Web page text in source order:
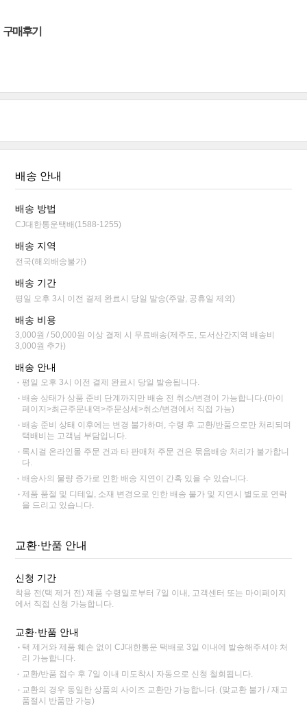
구매후기
배송 안내
배송 방법
CJ대한통운택배(1588-1255)
배송 지역
전국(해외배송불가)
배송 기간
평일 오후 3시 이전 결제 완료시 당일 발송(주말, 공휴일 제외)
배송 비용
3,000원 / 50,000원 이상 결제 시 무료배송(제주도, 도서산간지역 배송비
3,000원 추가)
배송 안내
평일 오후 3시 이전 결제 완료시 당일 발송됩니다.
배송 상태가 상품 준비 단계까지만 배송 전 취소/변경이 가능합니다.(마이
페이지>최근주문내역>주문상세>취소/변경에서 직접 가능)
배송 준비 상태 이후에는 변경 불가하며, 수령 후 교환/반품으로만 처리되며
택배비는 고객님 부담입니다.
록시걸 온라인몰 주문 건과 타 판매처 주문 건은 묶음배송 처리가 불가합니
다.
배송사의 물량 증가로 인한 배송 지연이 간혹 있을 수 있습니다.
제품 품절 및 디테일, 소재 변경으로 인한 배송 불가 및 지연시 별도로 연락
을 드리고 있습니다.
교환·반품 안내
신청 기간
착용 전(택 제거 전) 제품 수령일로부터 7일 이내, 고객센터 또는 마이페이지
에서 직접 신청 가능합니다.
교환·반품 안내
택 제거와 제품 훼손 없이 CJ대한통운 택배로 3일 이내에 발송해주셔야 처
리 가능합니다.
교환/반품 접수 후 7일 이내 미도착시 자동으로 신청 철회됩니다.
교환의 경우 동일한 상품의 사이즈 교환만 가능합니다. (맞교환 불가 / 재고
품절시 반품만 가능)